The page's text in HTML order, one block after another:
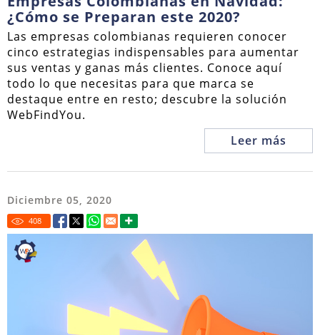
¿Cómo se Preparan este 2020?
Las empresas colombianas requieren conocer
cinco estrategias indispensables para aumentar
sus ventas y ganas más clientes. Conoce aquí
todo lo que necesitas para que marca se
destaque entre en resto; descubre la solución
WebFindYou.
Leer más
Diciembre 05, 2020
408